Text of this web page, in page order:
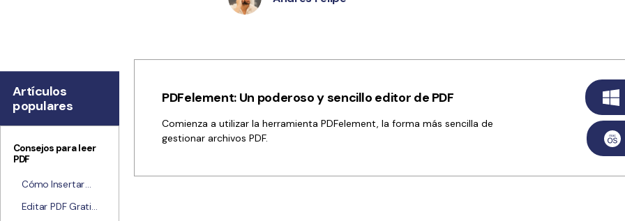
Artículos
populares
Consejos para leer
PDF
Cómo Insertar
PDF
Editar PDF Gratis
PDFelement: Un poderoso y sencillo editor de PDF
Comienza a utilizar la herramienta PDFelement, la forma más sencilla de
gestionar archivos PDF.